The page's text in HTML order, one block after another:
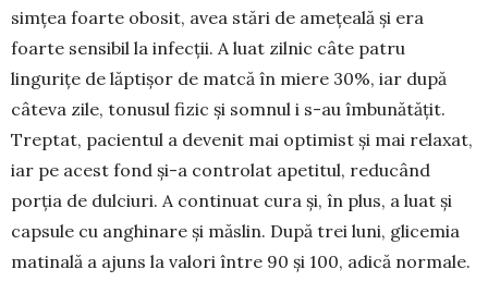
simțea foarte obosit, avea stări de ame­țeală și era
foarte sensibil la infecții. A luat zil­nic câte patru
lingurițe de lăptișor de matcă în mie­re 30%, iar după
câteva zile, tonusul fizic și som­nul i s-au îmbunătățit.
Treptat, pacientul a de­ve­nit mai optimist și mai relaxat,
iar pe acest fond și-a controlat apetitul, reducând
porția de dulciuri. A continuat cura și, în plus, a luat și
capsule cu an­ghi­nare și măslin. După trei luni, glicemia
mati­nală a ajuns la valori între 90 și 100, adică normale.